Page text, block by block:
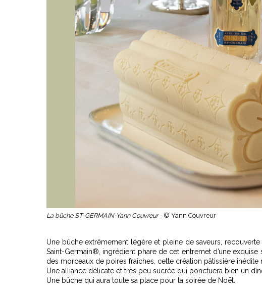
La bûche ST-GERMAIN-Yann Couvreur - © Yann Couvreur
Une bûche extrêmement légère et pleine de saveurs,
Saint-Germain®, ingrédient phare de cet entremet d’une
des morceaux de poires fraîches, cette création pâtissière
Une alliance délicate et très peu sucrée qui ponctuera bien un
Une bûche qui aura toute sa place pour la soirée de Noël.